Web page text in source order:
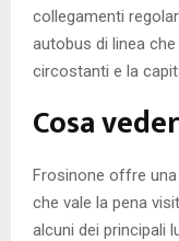
collegamenti
autobus di linea
circostanti e la
Cosa
Frosinone offre
che vale la pena
alcuni dei principali